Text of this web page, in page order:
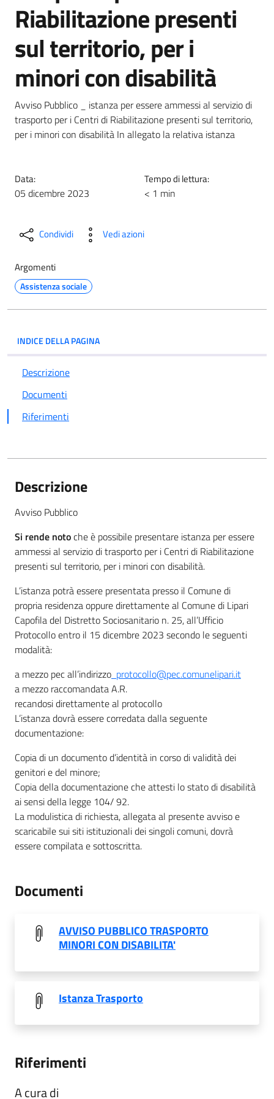
Riabilitazione presenti
sul territorio, per i
minori con disabilità
Avviso Pubblico _ istanza per essere ammessi al servizio di
trasporto per i Centri di Riabilitazione presenti sul territorio,
per i minori con disabilità In allegato la relativa istanza
Data:
05 dicembre 2023
Tempo di lettura:
< 1 min
Condividi Vedi azioni
Argomenti
Assistenza sociale
INDICE DELLA PAGINA
Descrizione
Documenti
Riferimenti
Descrizione
Avviso Pubblico
Si rende notoche è possibile presentare istanza per essere
ammessi al servizio di trasporto per i Centri di Riabilitazione
presenti sul territorio, per i minori con disabilità.
L’istanza potrà essere presentata presso il Comune di
propria residenza oppure direttamente al Comune di Lipari
Capofila del Distretto Socio­sanitario n. 25, all’Ufficio
Protocollo entro il 15 dicembre 2023 secondo le seguenti
modalità:
a mezzo pec all’indirizzo protocollo@pec.comunelipari.it
a mezzo raccomandata A.R.
recandosi direttamente al protocollo
L’istanza dovrà essere corredata dalla seguente
documentazione:
Copia di un documento d’identità in corso di validità dei
genitori e del minore;
Copia della documentazione che attesti lo stato di disabilità
ai sensi della legge 104/ 92.
La modulistica di richiesta, allegata al presente avviso e
scaricabile sui siti istituzionali dei singoli comuni, dovrà
essere compilata e sottoscritta.
Documenti
AVVISO PUBBLICO TRASPORTO
MINORI CON DISABILITA'
Istanza Trasporto
Riferimenti
A cura di